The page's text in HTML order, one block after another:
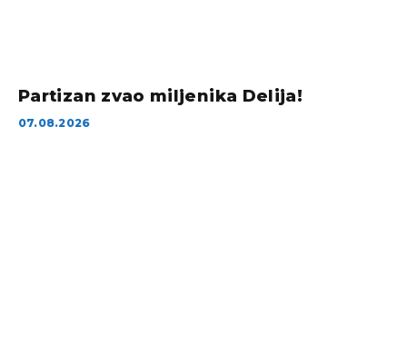
Partizan zvao miljenika Delija!
07.08.2026